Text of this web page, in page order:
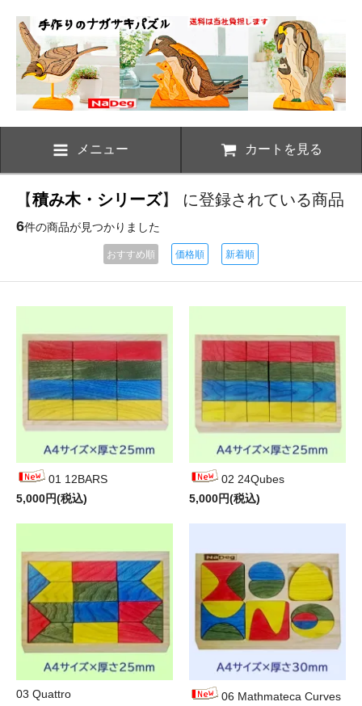
メニュー カートを見る
【積み木・シリーズ】 に登録されている商品
6件の商品が見つかりました
おすすめ順 価格順 新着順
01 12BARS
5,000円(税込)
02 24Qubes
5,000円(税込)
03 Quattro
06 Mathmateca Curves